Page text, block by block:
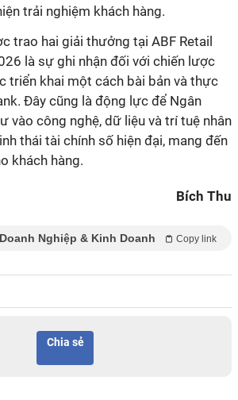
trải nghiệm khách hàng.
trao hai giải thưởng tại ABF Retail
là sự ghi nhận đối với chiến lược
triển khai một cách bài bản và thực
Đây cũng là động lực để Ngân
vào công nghệ, dữ liệu và trí tuệ nhân
thái tài chính số hiện đại, mang đến
khách hàng.
Bích Thu
Doanh Nghiệp & Kinh Doanh Copy link
Chia sẻ